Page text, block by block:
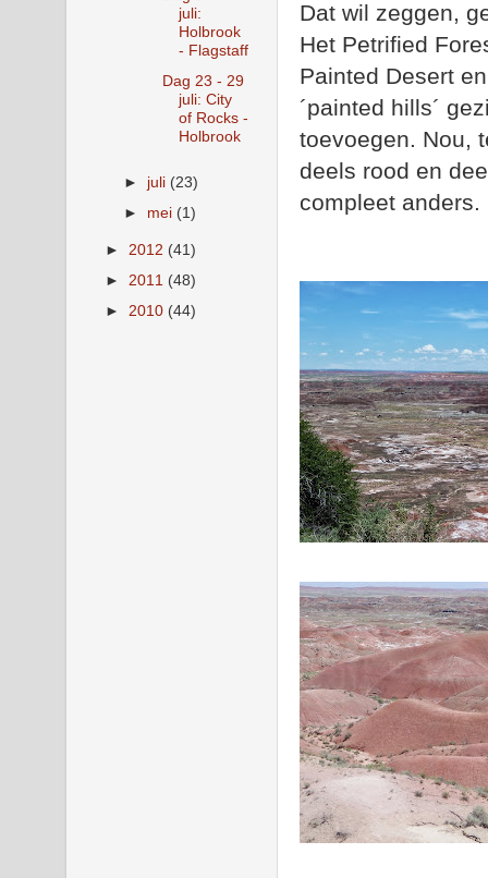
Dat wil zeggen,
Het Petrified
Painted Desert
´painted hills´
toevoegen. Nou,
deels rood en
compleet anders.
juli:
Holbrook
- Flagstaff
Dag 23 - 29
juli: City
of Rocks -
Holbrook
► juli (23)
► mei (1)
► 2012 (41)
► 2011 (48)
► 2010 (44)